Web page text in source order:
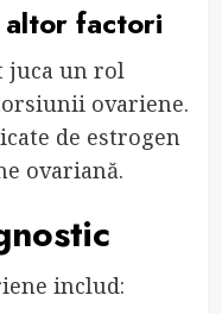
altor factori
juca un rol
ovariene.
de estrogen
ovariană.
includ: